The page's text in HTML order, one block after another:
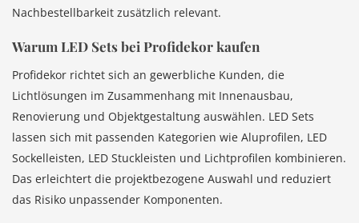
Nachbestellbarkeit zusätzlich relevant.
Warum LED Sets bei Profidekor kaufen
Profidekor richtet sich an gewerbliche Kunden, die
Lichtlösungen im Zusammenhang mit Innenausbau,
Renovierung und Objektgestaltung auswählen. LED Sets
lassen sich mit passenden Kategorien wie Aluprofilen, LED
Sockelleisten, LED Stuckleisten und Lichtprofilen kombinieren.
Das erleichtert die projektbezogene Auswahl und reduziert
das Risiko unpassender Komponenten.